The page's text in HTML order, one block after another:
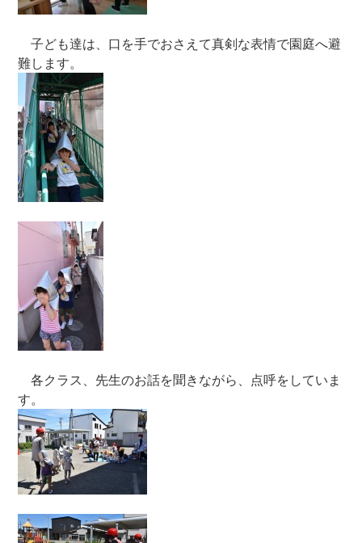
子ども達は、口を手でおさえて真剣な表情で園庭へ避
難します。
各クラス、先生のお話を聞きながら、点呼をしていま
す。